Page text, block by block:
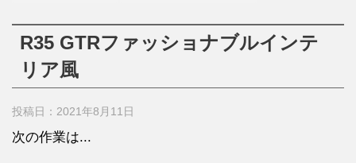
R35 GTRファッショナブルインテ
リア風
投稿日：2021年8月11日
次の作業は...